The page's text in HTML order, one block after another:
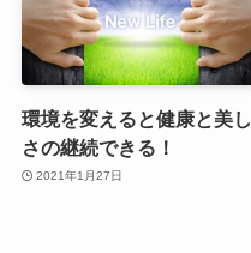
環境を変えると健康と美し
さの継続できる！
2021年1月27日